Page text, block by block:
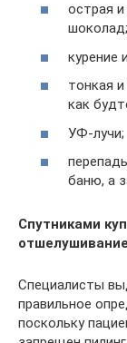
острая
шоколад;
курение
тонкая
как
УФ-лучи;
баню, а
Спутниками
Специалисты
правильное
поскольку